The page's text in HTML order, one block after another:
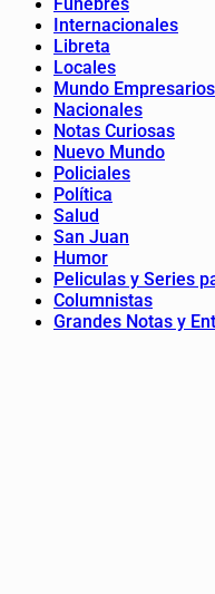
Internacionales
Libreta
Locales
Mundo Empresarios
Nacionales
Notas Curiosas
Nuevo Mundo
Policiales
Política
Salud
San Juan
Humor
Peliculas y Series
Columnistas
Grandes Notas y